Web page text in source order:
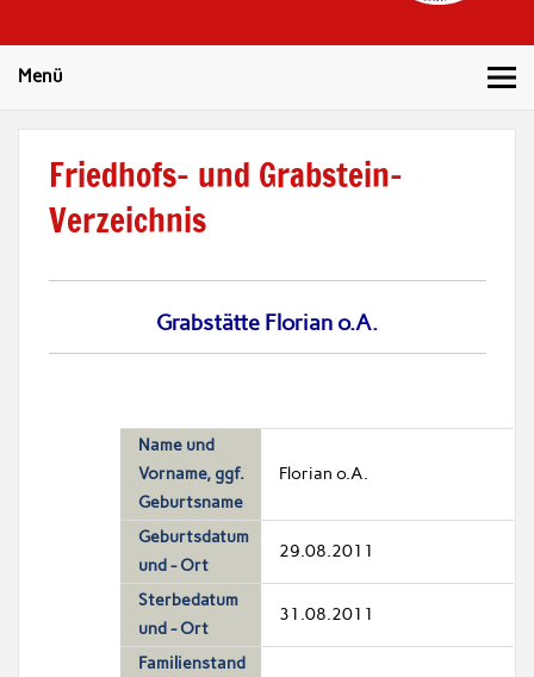
Menü
Friedhofs- und Grabstein-
Verzeichnis
Grabstätte Florian o.A.
Name und
Vorname, ggf.
Geburtsname
Florian o.A.
Geburtsdatum
und - Ort
29.08.2011
Sterbedatum
und - Ort
31.08.2011
Familienstand